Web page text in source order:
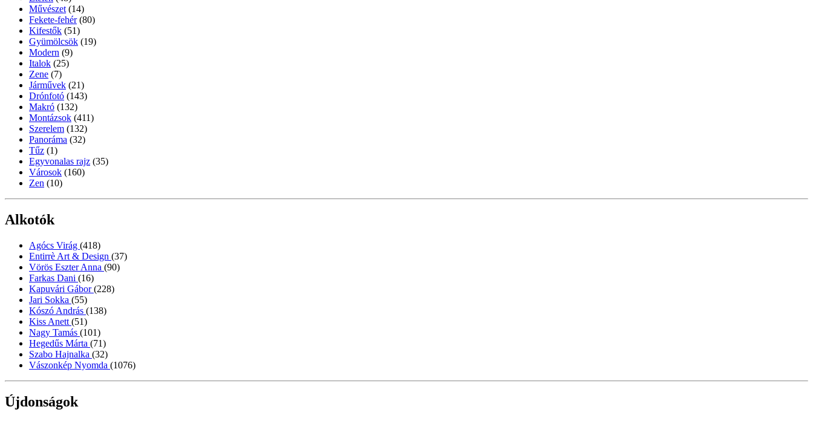
Művészet (14)
Fekete-fehér (80)
Kifestők (51)
Gyümölcsök (19)
Modern (9)
Italok (25)
Zene (7)
Járművek (21)
Drónfotó (143)
Makró (132)
Montázsok (411)
Szerelem (132)
Panoráma (32)
Tűz (1)
Egyvonalas rajz (35)
Városok (160)
Zen (10)
Alkotók
Agócs Virág (418)
Entirrè Art & Design (37)
Vörös Eszter Anna (90)
Farkas Dani (16)
Kapuvári Gábor(228)
Jari Sokka (55)
Kószó András (138)
Kiss Anett (51)
Nagy Tamás (101)
Hegedűs Márta (71)
Szabo Hajnalka (32)
Vászonkép Nyomda (1076)
Újdonságok